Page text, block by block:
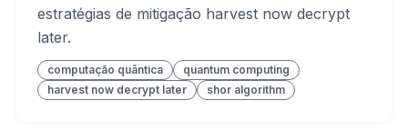
estratégias de mitigação harvest now decrypt
later.
computação quântica
quantum computing
harvest now decrypt later
shor algorithm